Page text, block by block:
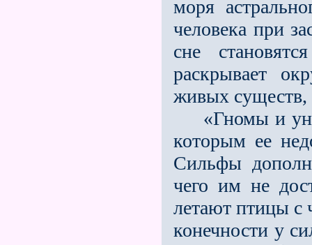
моря
человека при
сне
раскрывает
живых
«Гномы и
которым ее
Сильфы
чего им не
летают птицы с
конечности у